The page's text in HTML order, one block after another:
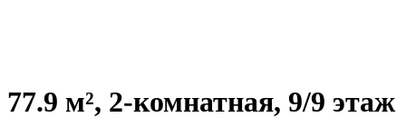
77.9 м², 2-комнатная, 9/9 этаж